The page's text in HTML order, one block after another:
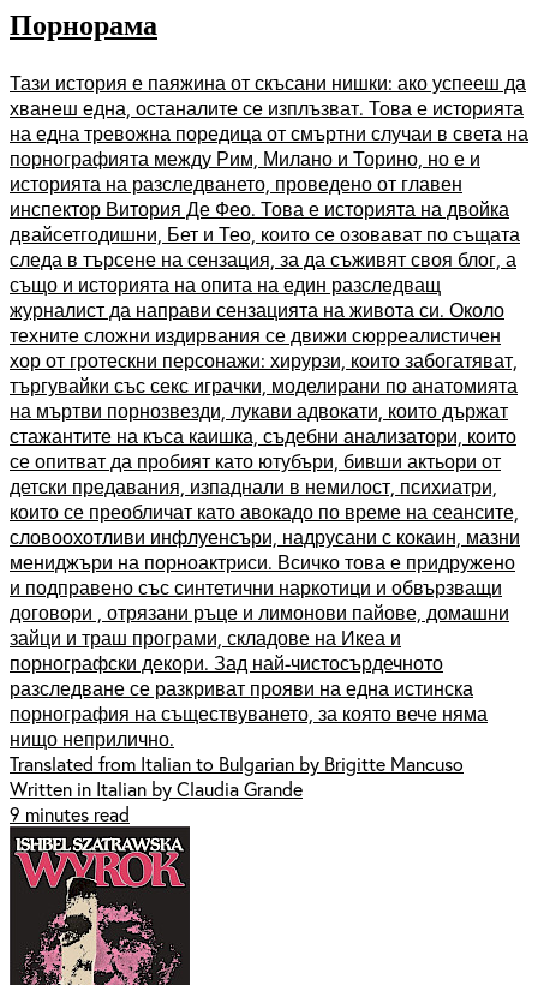
Порнорама
Тази история е паяжина от скъсани нишки: ако успееш да
хванеш една, останалите се изплъзват. Това е историята
на една тревожна поредица от смъртни случаи в света на
порнографията между Рим, Милано и Торино, но е и
историята на разследването, проведено от главен
инспектор Витория Де Фео. Това е историята на двойка
двайсетгодишни, Бет и Тео, които се озовават по същата
следа в търсене на сензация, за да съживят своя блог, а
също и историята на опита на един разследващ
журналист да направи сензацията на живота си. Около
техните сложни издирвания се движи сюрреалистичен
хор от гротескни персонажи: хирурзи, които забогатяват,
търгувайки със секс играчки, моделирани по анатомията
на мъртви порнозвезди, лукави адвокати, които държат
стажантите на къса каишка, съдебни анализатори, които
се опитват да пробият като ютубъри, бивши актьори от
детски предавания, изпаднали в немилост, психиатри,
които се преобличат като авокадо по време на сеансите,
словоохотливи инфлуенсъри, надрусани с кокаин, мазни
мениджъри на порноактриси. Всичко това е придружено
и подправено със синтетични наркотици и обвързващи
договори , отрязани ръце и лимонови пайове, домашни
зайци и траш програми, складове на Икеа и
порнографски декори. Зад най-чистосърдечното
разследване се разкриват прояви на една истинска
порнография на съществуването, за която вече няма
нищо неприлично.
Translated from Italian to Bulgarian by Brigitte Mancuso
Written in Italian by Claudia Grande
9 minutes read